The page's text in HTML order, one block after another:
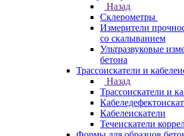
Назад
Склерометры
Измерители
со скалыванием
Ультразвуковые
бетона
Трассоискатели и
Назад
Трассоискатели и
Кабелеискатели
Течеискатели